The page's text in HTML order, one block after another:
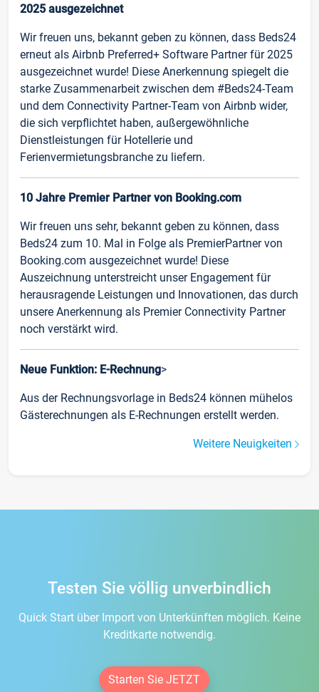
2025 ausgezeichnet
Wir freuen uns, bekannt geben zu können, dass Beds24
erneut als Airbnb Preferred+ Software Partner für 2025
ausgezeichnet wurde! Diese Anerkennung spiegelt die
starke Zusammenarbeit zwischen dem #Beds24-Team
und dem Connectivity Partner-Team von Airbnb wider,
die sich verpflichtet haben, außergewöhnliche
Dienstleistungen für Hotellerie und
Ferienvermietungsbranche zu liefern.
10 Jahre Premier Partner von Booking.com
Wir freuen uns sehr, bekannt geben zu können, dass
Beds24 zum 10. Mal in Folge als PremierPartner von
Booking.com ausgezeichnet wurde! Diese
Auszeichnung unterstreicht unser Engagement für
herausragende Leistungen und Innovationen, das durch
unsere Anerkennung als Premier Connectivity Partner
noch verstärkt wird.
Neue Funktion: E-Rechnung>
Aus der Rechnungsvorlage in Beds24 können mühelos
Gästerechnungen als E-Rechnungen erstellt werden.
Weitere Neuigkeiten
Testen Sie völlig unverbindlich
Quick Start über Import von Unterkünften möglich. Keine
Kreditkarte notwendig.
Starten Sie JETZT